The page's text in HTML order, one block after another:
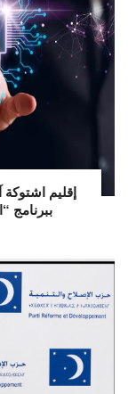
إقليم
ببرنامج